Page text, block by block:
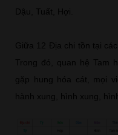
Dậu, Tuất, Hợi.
Giữa 12 Địa chi tồn tại
Trong đó, quan hệ Tam
gặp hung hóa cát, mọi
hành xung, hình xung,